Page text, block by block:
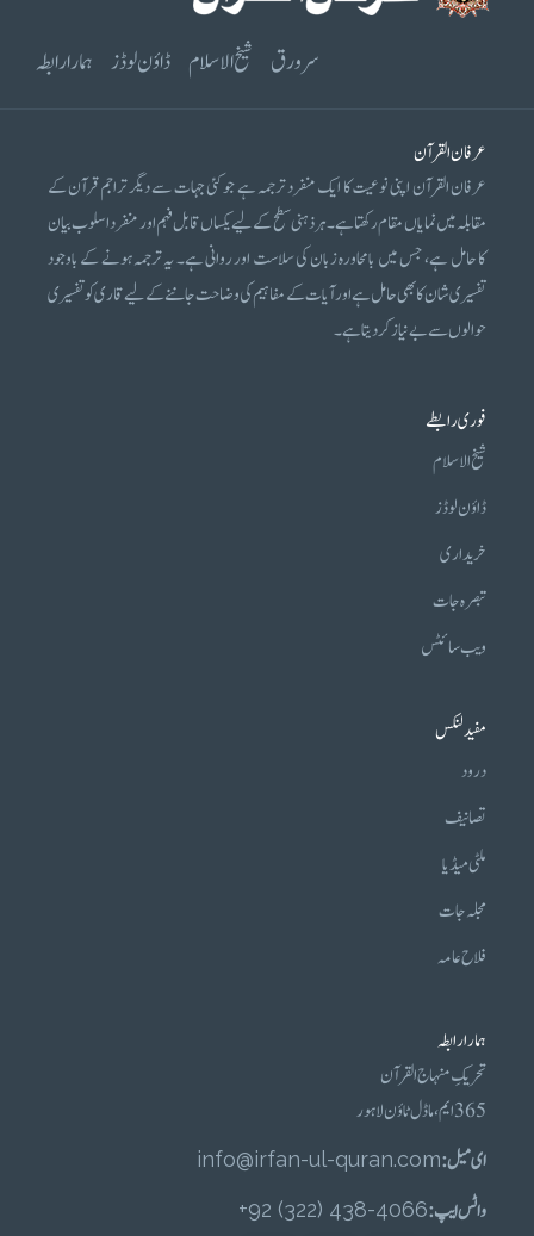
سرورق شیخ الاسلام ڈاؤن لوڈز ہمارا رابطہ
عرفان القرآن
عرفان القرآن اپنی نوعیت کا ایک منفرد ترجمہ ہے جو کئی جہات سے دیگر تراجم قرآن کے
مقابلہ میں نمایاں مقام رکھتا ہے۔ ہر ذہنی سطح کے لیے یکساں قابل فہم اور منفرد اسلوب بیان
کا حامل ہے، جس میں بامحاورہ زبان کی سلاست اور روانی ہے۔ یہ ترجمہ ہونے کے باوجود
تفسیری شان کا بھی حامل ہے اور آیات کے مفاہیم کی وضاحت جاننے کے لیے قاری کو تفسیری
حوالوں سے بے نیاز کر دیتا ہے۔
فوری رابطے
شیخ الاسلام
ڈاؤن لوڈز
خریداری
تبصرہ جات
ویب سائٹس
مفید لنکس
درود
تصانیف
ملٹی میڈیا
مجلہ جات
فلاح عامہ
ہمارا رابطہ
تحریکِ منہاج القرآن
365 ایم، ماڈل ٹاؤن لاہور
ای میل :info@irfan-ul-quran.com
واٹس ایپ :4066-438 (322) 92+